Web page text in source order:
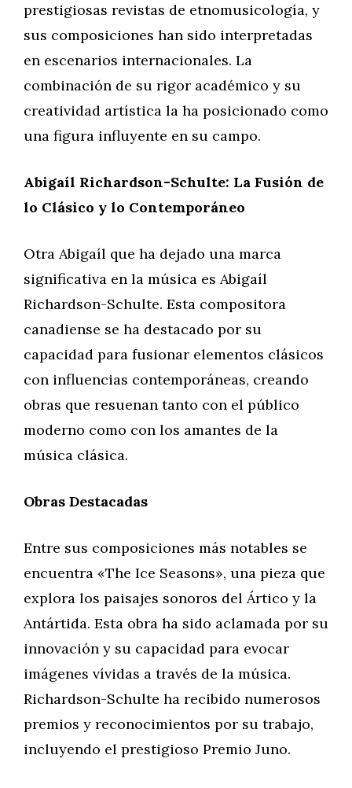
prestigiosas revistas de etnomusicología, y
sus composiciones han sido interpretadas
en escenarios internacionales. La
combinación de su rigor académico y su
creatividad artística la ha posicionado como
una figura influyente en su campo.
Abigaíl Richardson-Schulte: La Fusión de
lo Clásico y lo Contemporáneo
Otra Abigaíl que ha dejado una marca
significativa en la música es Abigaíl
Richardson-Schulte. Esta compositora
canadiense se ha destacado por su
capacidad para fusionar elementos clásicos
con influencias contemporáneas, creando
obras que resuenan tanto con el público
moderno como con los amantes de la
música clásica.
Obras Destacadas
Entre sus composiciones más notables se
encuentra «The Ice Seasons», una pieza que
explora los paisajes sonoros del Ártico y la
Antártida. Esta obra ha sido aclamada por su
innovación y su capacidad para evocar
imágenes vívidas a través de la música.
Richardson-Schulte ha recibido numerosos
premios y reconocimientos por su trabajo,
incluyendo el prestigioso Premio Juno.